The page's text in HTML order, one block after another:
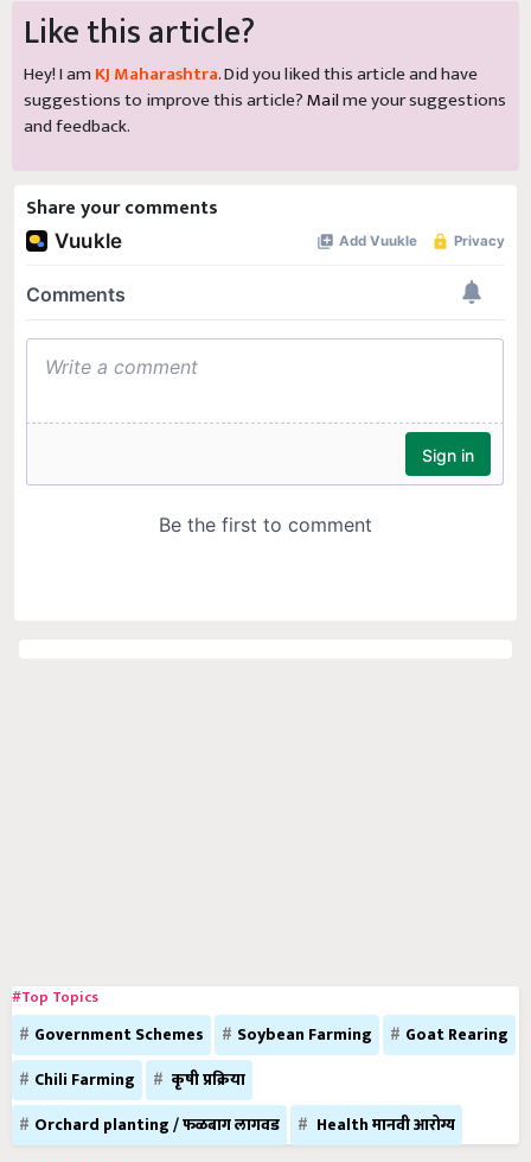
Like this article?
Hey! I am KJ Maharashtra. Did you liked this article and have
suggestions to improve this article?Mailme your suggestions
and feedback.
Share your comments
#Top Topics
Government Schemes Soybean Farming
Goat Rearing
Chili Farming
कृषी प्रक्रिया
Orchard planting / फळबाग लागवड
Health मानवी आरोग्य